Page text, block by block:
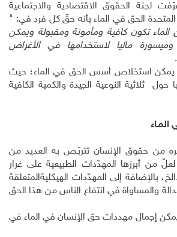
لجنة الحقوق الاقتصادية والاجتماعية
المتحدة الحق في الماء بأنه حقّ كل فرد في: "
تكون كافية ومأمونة ومقبولة ويمكن
وميسورة ماليا لاستخدامها في الأغراض
.
يمكن استخلاص أسس الحق في الماء؛ حيث
ثلاثية النوعية الجيدة والكمية الكافية
من حقوق الإنسان تتربّـص به العديد من
من أبرزها المهدّدات الطبيعية على غرار
بالإضافة إلى المهدّدات الهيكليةالمتعلقة
والمساواة في انتفاع الناس من هذا الحق
إجمال مهددات حق الإنسان في الماء في